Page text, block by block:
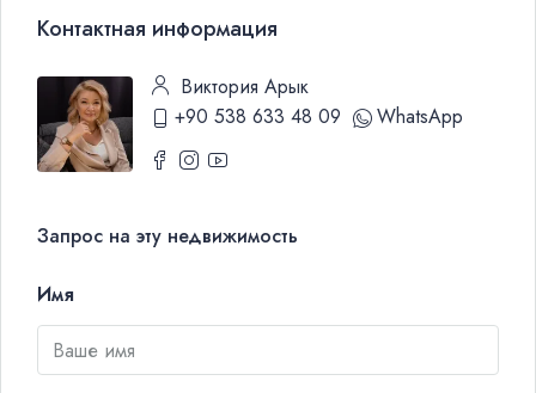
Контактная информация
Виктория Арык
+90 538 633 48 09
WhatsApp
Запрос на эту недвижимость
Имя